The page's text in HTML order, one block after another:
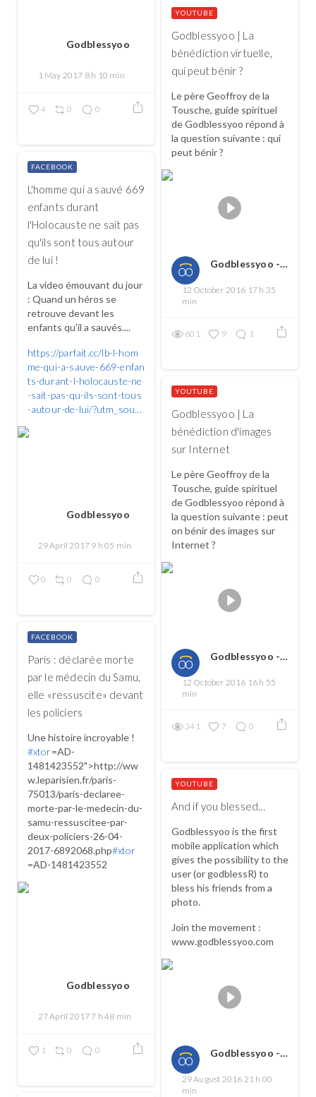
Godblessyoo
1 May 2017 8 h 10 min
4 0 0
Godblessyoo | La
bénédiction virtuelle,
qui peut bénir ?
Le père Geoffroy de la
Tousche, guide spirituel
de Godblessyoo répond à
la question suivante : qui
peut bénir ?
Godblessyoo - Spread love, spread the good
12 October 2016 17 h 35
min
YOUTUBE
601 9 1
L'homme qui a sauvé 669
enfants durant
l'Holocauste ne sait pas
qu'ils sont tous autour
de lui !
La video émouvant du jour
: Quand un héros se
retrouve devant les
enfants qu'il a sauvés....
https://parfait.cc/lb-l-hom
me-qui-a-sauve-669-enfan
ts-durant-l-holocauste-ne
-sait-pas-qu-ils-sont-tous
-autour-de-lui/?utm_sou...
Godblessyoo
29 April 2017 9 h 05 min
FACEBOOK
0 0 0
Godblessyoo | La
bénédiction d'images
sur Internet
Le père Geoffroy de la
Tousche, guide spirituel
de Godblessyoo répond à
la question suivante : peut
on bénir des images sur
Internet ?
Godblessyoo - Spread love, spread the good
12 October 2016 16 h 55
min
YOUTUBE
341 7 0
Paris : déclarée morte
par le médecin du Samu,
elle «ressuscite» devant
les policiers
Une histoire incroyable !
#xtor=AD-
1481423552">http://ww
w.leparisien.fr/paris-
75013/paris-declaree-
morte-par-le-medecin-du-
samu-ressuscitee-par-
deux-policiers-26-04-
2017-6892068.php#xtor
=AD-1481423552
Godblessyoo
27 April 2017 7 h 48 min
FACEBOOK
1 0 0
And if you blessed...
Godblessyoo is the first
mobile application which
gives the possibility to the
user (or godblessR) to
bless his friends from a
photo.
Join the movement :
www.godblessyoo.com
Godblessyoo - Spread love, spread the good
29 August 2016 21 h 00
min
YOUTUBE